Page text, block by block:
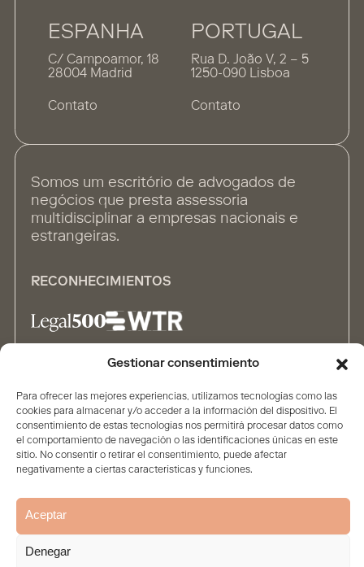
Gestionar consentimiento
Para ofrecer las mejores experiencias, utilizamos tecnologías como las
cookies para almacenar y/o acceder a la información del dispositivo. El
consentimiento de estas tecnologías nos permitirá procesar datos como
el comportamiento de navegación o las identificaciones únicas en este
sitio. No consentir o retirar el consentimiento, puede afectar
negativamente a ciertas características y funciones.
Aceptar
Denegar
ESPANHA
C/ Campoamor, 18
28004 Madrid
Contato
PORTUGAL
Rua D. João V, 2 – 5
1250-090 Lisboa
Contato
Somos um escritório de advogados de
negócios que presta assessoria
multidisciplinar a empresas nacionais e
estrangeiras.
RECONHECIMIENTOS
HomeA Sociedade
dados